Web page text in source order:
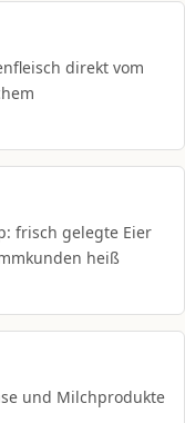
direkt vom
frisch gelegte Eier
heiß
und Milchprodukte